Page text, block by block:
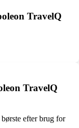
TravelQ
TravelQ
efter brug for